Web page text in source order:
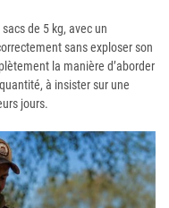
de 5 kg, avec un
sans exploser son
la manière d’aborder
à insister sur une
jours.